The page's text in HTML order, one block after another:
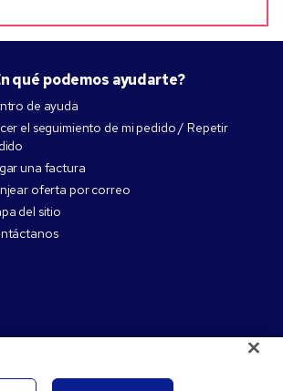
qué podemos ayudarte?
de ayuda
el seguimiento de mi pedido / Repetir
una factura
oferta por correo
del sitio